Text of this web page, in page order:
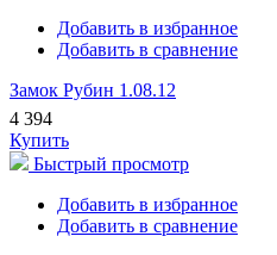
Добавить в избранное
Добавить в сравнение
Замок Рубин 1.08.12
4 394
Купить
Быстрый просмотр
Добавить в избранное
Добавить в сравнение